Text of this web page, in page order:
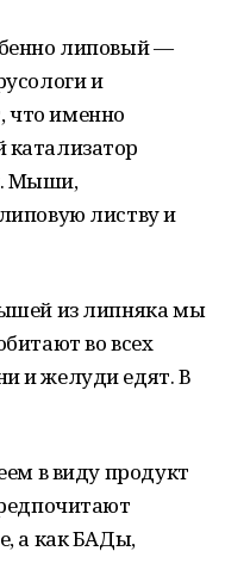
липовый —
и
что именно
Мыши,
листву и
из липняка мы
во всех
и желуди едят. В
в виду продукт
а как БАДы,